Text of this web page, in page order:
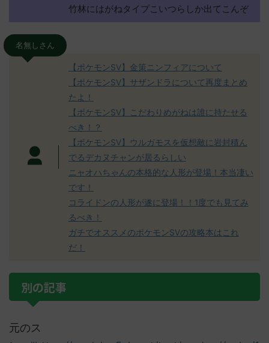
竹林にはがねタイプこいつらしか出てこんぞ
名無しさん
【ポケモンSV】金策ニンフィアについて
【ポケモンSV】サザンドラについて再度まとめ
たよ！
【ポケモンSV】こだわりめがねは誰に持たせる
べき！？
【ポケモンSV】ウルガモスを仮想敵に岩封積ん
でるデカヌチャンが居るらしい
ニャオハちゃんの本格的な人形が登場！本当凄い
です！
コライドンの人形が遂に登場！！1度でも見てみ
るべき！
ガチでオススメのポケモンSVの攻略本はこれ
だ！
別の記事
元のス